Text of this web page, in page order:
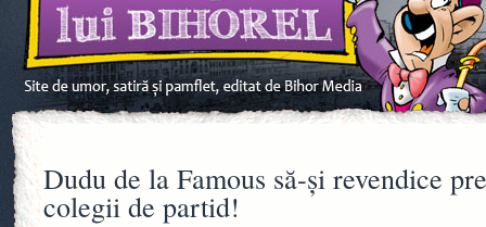
Dudu de la Famous să-şi revendice
colegii de partid!